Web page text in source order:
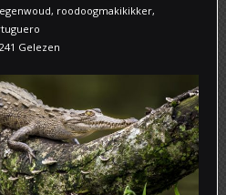
, roodoogmakikikker,
Gelezen